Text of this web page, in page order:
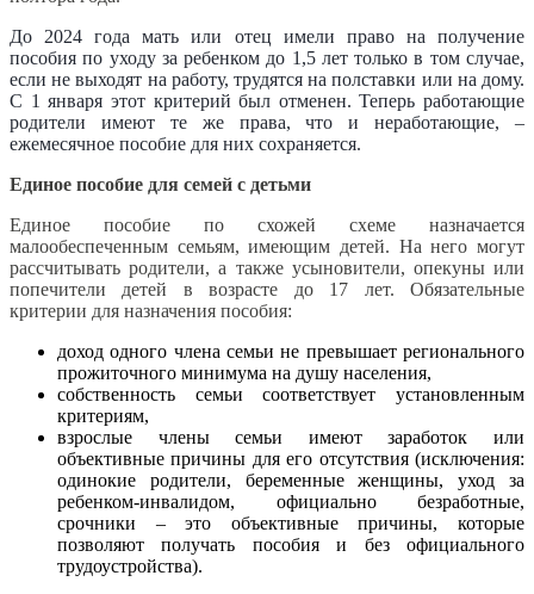
До 2024 года мать или отец имели право на получение
пособия по уходу за ребенком до 1,5 лет только в том случае,
если не выходят на работу, трудятся на полставки или на дому.
С 1 января этот критерий был отменен. Теперь работающие
родители имеют те же права, что и неработающие, –
ежемесячное пособие для них сохраняется.
Единое пособие для семей с детьми
Единое пособие по схожей схеме назначается
малообеспеченным семьям, имеющим детей. На него могут
рассчитывать родители, а также усыновители, опекуны или
попечители детей в возрасте до 17 лет. Обязательные
критерии для назначения пособия:
доход одного члена семьи не превышает регионального
прожиточного минимума на душу населения,
собственность семьи соответствует установленным
критериям,
взрослые члены семьи имеют заработок или
объективные причины для его отсутствия (исключения:
одинокие родители, беременные женщины, уход за
ребенком-инвалидом, официально безработные,
срочники – это объективные причины, которые
позволяют получать пособия и без официального
трудоустройства).